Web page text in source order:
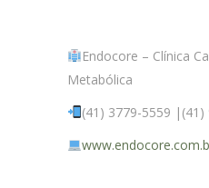
Endocore – Clínica
Metabólica
(41) 3779-5559 |(41)